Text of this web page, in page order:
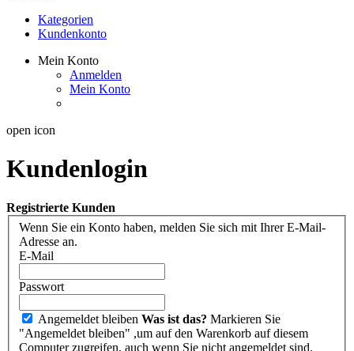
Kategorien
Kundenkonto
Mein Konto
Anmelden
Mein Konto
open icon
Kundenlogin
Registrierte Kunden
Wenn Sie ein Konto haben, melden Sie sich mit Ihrer E-Mail-
Adresse an.
E-Mail
Passwort
Angemeldet bleiben Was ist das? Markieren Sie
"Angemeldet bleiben" ,um auf den Warenkorb auf diesem
Computer zugreifen, auch wenn Sie nicht angemeldet sind.